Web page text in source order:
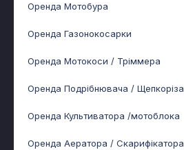
Оренда Мотобура
Оренда Газонокосарки
Оренда Мотокоси / Тріммера
Оренда Подрібнювача / Щепкоріза
Оренда Культиватора /мотоблока
Оренда Аератора / Скарифікатора